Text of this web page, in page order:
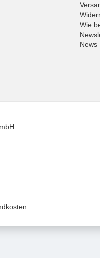
Wie
News